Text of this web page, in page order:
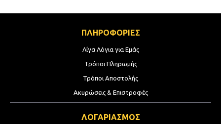
ΠΛΗΡΟΦΟΡΙΕΣ
Λίγα Λόγια για Εμάς
Τρόποι Πληρωμής
Τρόποι Αποστολής
Ακυρώσεις & Επιστροφές
ΛΟΓΑΡΙΑΣΜΟΣ